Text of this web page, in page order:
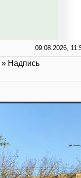
09.08.2026,
» Надпись